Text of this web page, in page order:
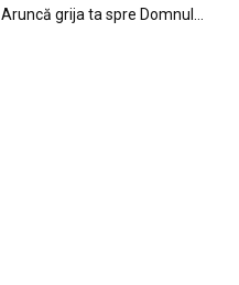
Aruncă grija ta spre Domnul…